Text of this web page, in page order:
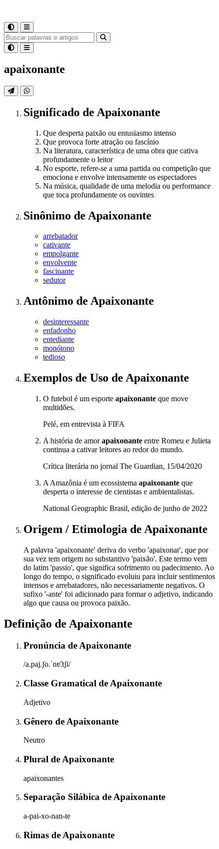
apaixonante
Significado de Apaixonante
Que desperta paixão ou entusiasmo intenso
Que provoca forte atração ou fascínio
Na literatura, característica de uma obra que cativa
profundamente o leitor
No esporte, refere-se a uma partida ou competição que
emociona e envolve intensamente os espectadores
Na música, qualidade de uma melodia ou performance
que toca profundamente os ouvintes
Sinônimo de Apaixonante
arrebatador
cativante
empolgante
envolvente
fascinante
sedutor
Antônimo de Apaixonante
desinteressante
enfadonho
entediante
monótono
tedioso
Exemplos de Uso de Apaixonante
O futebol é um esporte apaixonante que move
multidões.
Pelé, em entrevista à FIFA
A história de amorapaixonante entre Romeu e Julieta
continua a cativar leitores ao redor do mundo.
Crítica literária no jornal The Guardian, 15/04/2020
A Amazônia é um ecossistema apaixonante que
desperta o interesse de cientistas e ambientalistas.
National Geographic Brasil, edição de junho de 2022
Origem / Etimologia de Apaixonante
A palavra 'apaixonante' deriva do verbo 'apaixonar', que por
sua vez tem origem no substantivo 'paixão'. Este termo vem
do latim 'passio', que significa sofrimento ou padecimento. Ao
longo do tempo, o significado evoluiu para incluir sentimentos
intensos e arrebatadores, não necessariamente negativos. O
sufixo '-ante' foi adicionado para formar o adjetivo, indicando
algo que causa ou provoca paixão.
Definição de Apaixonante
Pronúncia de Apaixonante
/a.paj.ʃo.ˈnɐ̃.tʃi/
Classe Gramatical de Apaixonante
Adjetivo
Gênero de Apaixonante
Neutro
Plural de Apaixonante
apaixonantes
Separação Silábica deApaixonante
a-pai-xo-nan-te
Rimas de Apaixonante